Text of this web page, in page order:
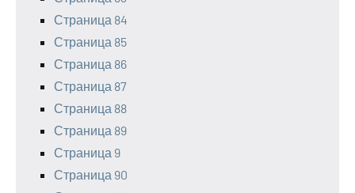
Страница 84
Страница 85
Страница 86
Страница 87
Страница 88
Страница 89
Страница 9
Страница 90